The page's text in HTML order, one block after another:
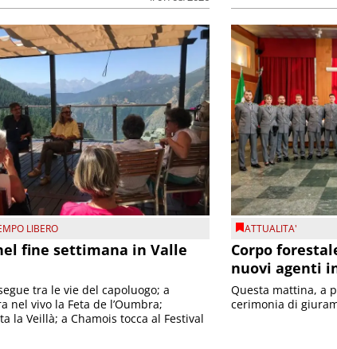
LIBERO
fine settimana in Valle
tra le vie del capoluogo; a
nel vivo la Feta de l’Oumbra;
la Veillà; a Chamois tocca al Festival
ATTUALITA'
Corpo
nuovi agenti
Questa mattina, a
cerimonia di